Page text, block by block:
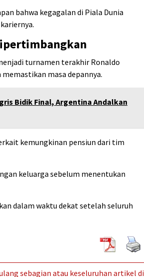
bahwa kegagalan di Piala Dunia
turnamen terakhir Ronaldo
masa depannya.
Bidik Final, Argentina Andalkan
kemungkinan pensiun dari tim
keluarga sebelum menentukan
dalam waktu dekat setelah seluruh
sebagian atau keseluruhan artikel di